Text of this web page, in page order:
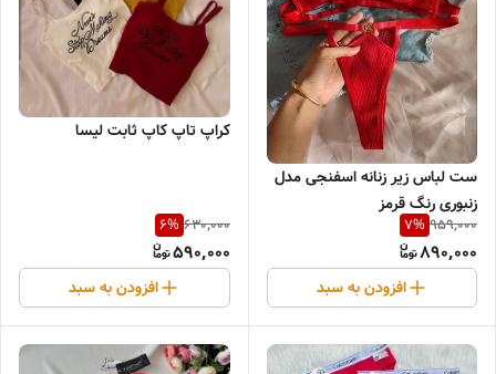
ست لباس زیر زنانه اسفنجی مدل
زنبوری رنگ قرمز
959,000
7%
890,000
افزودن به سبد
کراپ تاپ کاپ ثابت لیسا
630,000
6%
590,000
افزودن به سبد